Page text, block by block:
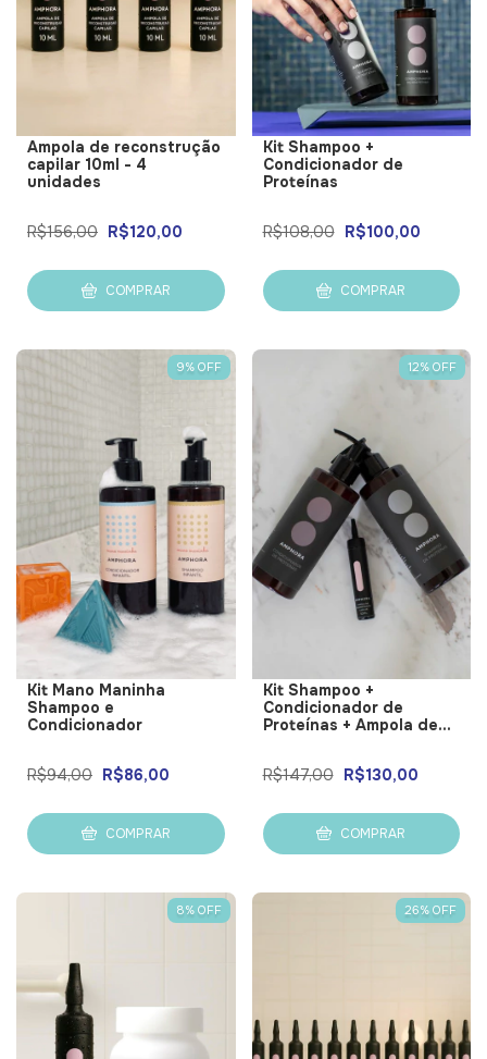
Ampola de reconstrução
capilar 10ml - 4
unidades
R$156,00 R$120,00
COMPRAR
Kit Shampoo +
Condicionador de
Proteínas
R$108,00 R$100,00
COMPRAR
9% OFF
Kit Mano Maninha
Shampoo e
Condicionador
R$94,00 R$86,00
COMPRAR
12% OFF
Kit Shampoo +
Condicionador de
Proteínas + Ampola de
R$147,00 R$130,00
COMPRAR
8% OFF 26% OFF